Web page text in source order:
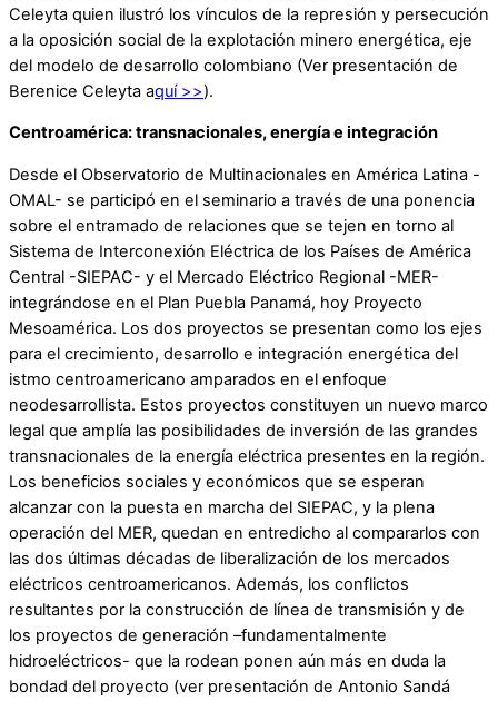
Celeyta quien ilustró los vínculos de la represión y persecución
a la oposición social de la explotación minero energética, eje
del modelo de desarrollo colombiano (Ver presentación de
Berenice Celeyta aquí >>).
Centroamérica: transnacionales, energía e integración
Desde el Observatorio de Multinacionales en América Latina -
OMAL- se participó en el seminario a través de una ponencia
sobre el entramado de relaciones que se tejen en torno al
Sistema de Interconexión Eléctrica de los Países de América
Central -SIEPAC- y el Mercado Eléctrico Regional -MER-
integrándose en el Plan Puebla Panamá, hoy Proyecto
Mesoamérica. Los dos proyectos se presentan como los ejes
para el crecimiento, desarrollo e integración energética del
istmo centroamericano amparados en el enfoque
neodesarrollista. Estos proyectos constituyen un nuevo marco
legal que amplía las posibilidades de inversión de las grandes
transnacionales de la energía eléctrica presentes en la región.
Los beneficios sociales y económicos que se esperan
alcanzar con la puesta en marcha del SIEPAC, y la plena
operación del MER, quedan en entredicho al compararlos con
las dos últimas décadas de liberalización de los mercados
eléctricos centroamericanos. Además, los conflictos
resultantes por la construcción de línea de transmisión y de
los proyectos de generación –fundamentalmente
hidroeléctricos- que la rodean ponen aún más en duda la
bondad del proyecto (ver presentación de Antonio Sandá